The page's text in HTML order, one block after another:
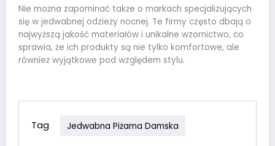
Nie można zapominać także o markach specjalizujących
się w jedwabnej odzieży nocnej. Te firmy często dbają o
najwyższą jakość materiałów i unikalne wzornictwo, co
sprawia, że ich produkty są nie tylko komfortowe, ale
również wyjątkowe pod względem stylu.
Tag Jedwabna Piżama Damska